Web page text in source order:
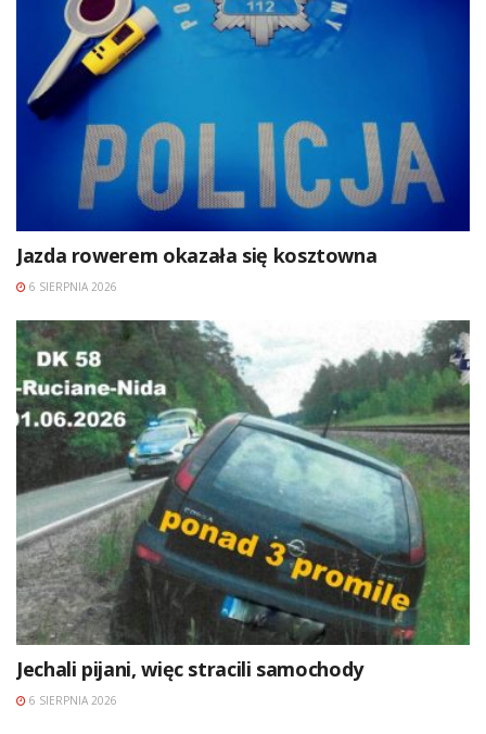
Jazda rowerem okazała się kosztowna
6 SIERPNIA 2026
Jechali pijani, więc stracili samochody
6 SIERPNIA 2026